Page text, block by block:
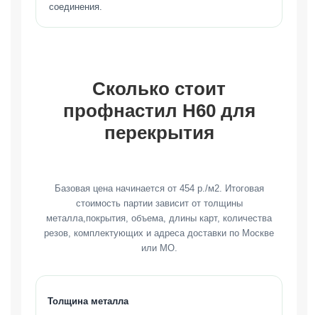
соединения.
Сколько стоит
профнастил Н60 для
перекрытия
Базовая цена начинается от 454 р./м2. Итоговая
стоимость партии зависит от толщины
металла,покрытия, объема, длины карт, количества
резов, комплектующих и адреса доставки по Москве
или МО.
Толщина металла